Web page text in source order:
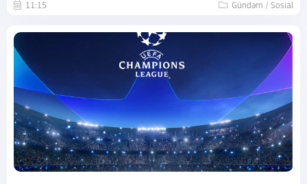
11:15 Gündəm / Sosial